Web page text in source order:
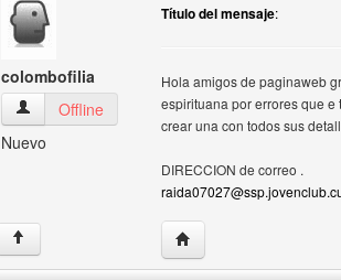
colombofilia
colombofilia Ver perfil del usuario
Offline
Nuevo
Título del mensaje:
Hola amigos de paginaweb
espirituana por errores que
crear una con todos sus
DIRECCION de correo .
↑ Visitar sitio web del